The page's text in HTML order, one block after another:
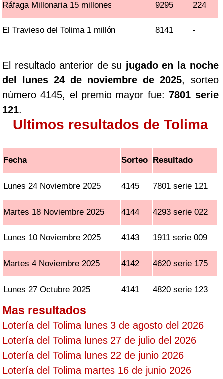
Ráfaga Millonaria 15 millones 9295 224
El Travieso del Tolima 1 millón 8141 -
El resultado anterior de su jugado en la noche
del lunes 24 de noviembre de 2025, sorteo
número 4145, el premio mayor fue:7801 serie
121.
Ultimos resultados de Tolima
Fecha Sorteo Resultado
Lunes 24 Noviembre 2025 4145 7801 serie 121
Martes 18 Noviembre 2025 4144 4293 serie 022
Lunes 10 Noviembre 2025 4143 1911 serie 009
Martes 4 Noviembre 2025 4142 4620 serie 175
Lunes 27 Octubre 2025 4141 4820 serie 123
Mas resultados
Lotería del Tolima lunes 3 de agosto del 2026
Lotería del Tolima lunes 27 de julio del 2026
Lotería del Tolima lunes 22 de junio 2026
Lotería del Tolima martes 16 de junio 2026